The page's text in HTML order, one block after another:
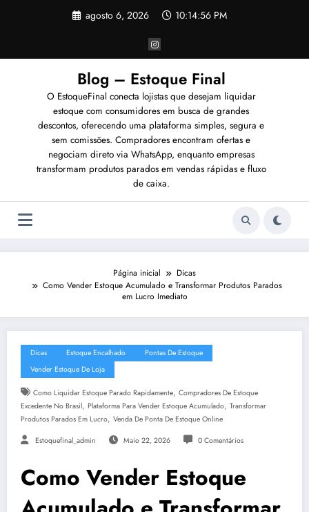
agosto 6, 2026 10:14:57 PM
Blog – Estoque Final
O EstoqueFinal conecta lojistas que desejam liquidar
estoque com consumidores em busca de grandes
descontos, oferecendo uma plataforma simples, segura e
sem comissões. Compradores encontram ofertas e
negociam direto via WhatsApp, enquanto empresas
transformam produtos parados em vendas rápidas e fluxo
de caixa.
Página inicial
Dicas
Como Vender Estoque Acumulado e Transformar Produtos Parados
em Lucro Imediato
Dicas Estoque Encalhado
Pontas De Estoque
Vender Estoque De Loja
Como Liquidar Estoque Parado Rapidamente, Compradores De Estoque
Excedente No Brasil, Plataforma Para Vender Estoque Acumulado, Transformar
Produtos Parados Em Lucro, Venda De Ponta De Estoque Online
Estoquefinal_admin Maio 22, 2026 0 Comentários
Como Vender Estoque